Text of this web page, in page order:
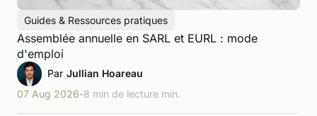
Guides & Ressources pratiques
Assemblée annuelle en SARL et EURL : mode
d'emploi
Par Jullian Hoareau
07 Aug 2026-8 min de lecture